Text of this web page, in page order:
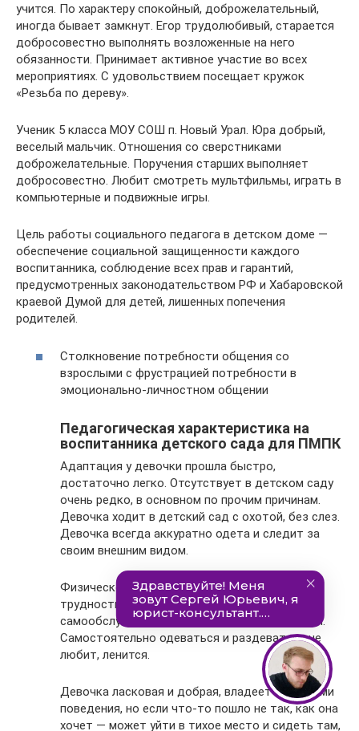
учится. По характеру спокойный, доброжелательный,
иногда бывает замкнут. Егор трудолюбивый, старается
добросовестно выполнять возложенные на него
обязанности. Принимает активное участие во всех
мероприятиях. С удовольствием посещает кружок
«Резьба по дереву».
Ученик 5 класса МОУ СОШ п. Новый Урал. Юра добрый,
веселый мальчик. Отношения со сверстниками
доброжелательные. Поручения старших выполняет
добросовестно. Любит смотреть мультфильмы, играть в
компьютерные и подвижные игры.
Цель работы социального педагога в детском доме —
обеспечение социальной защищенности каждого
воспитанника, соблюдение всех прав и гарантий,
предусмотренных законодательством РФ и Хабаровской
краевой Думой для детей, лишенных попечения
родителей.
Столкновение потребности общения со
взрослыми с фрустрацией потребности в
эмоционально-личностном общении
Педагогическая характеристика на
воспитанника детского сада для ПМПК
Адаптация у девочки прошла быстро,
достаточно легко. Отсутствует в детском саду
очень редко, в основном по прочим причинам.
Девочка ходит в детский сад с охотой, без слез.
Девочка всегда аккуратно одета и следит за
своим внешним видом.
Физическое развитие: Девочка испытывает
трудности прыжках, в беге. Навыки
самообслуживания полностью сформированы.
Самостоятельно одеваться и раздеваться не
любит, ленится.
Девочка ласковая и добрая, владеет правилами
поведения, но если что-то пошло не так, как она
хочет — может уйти в тихое место и сидеть там,